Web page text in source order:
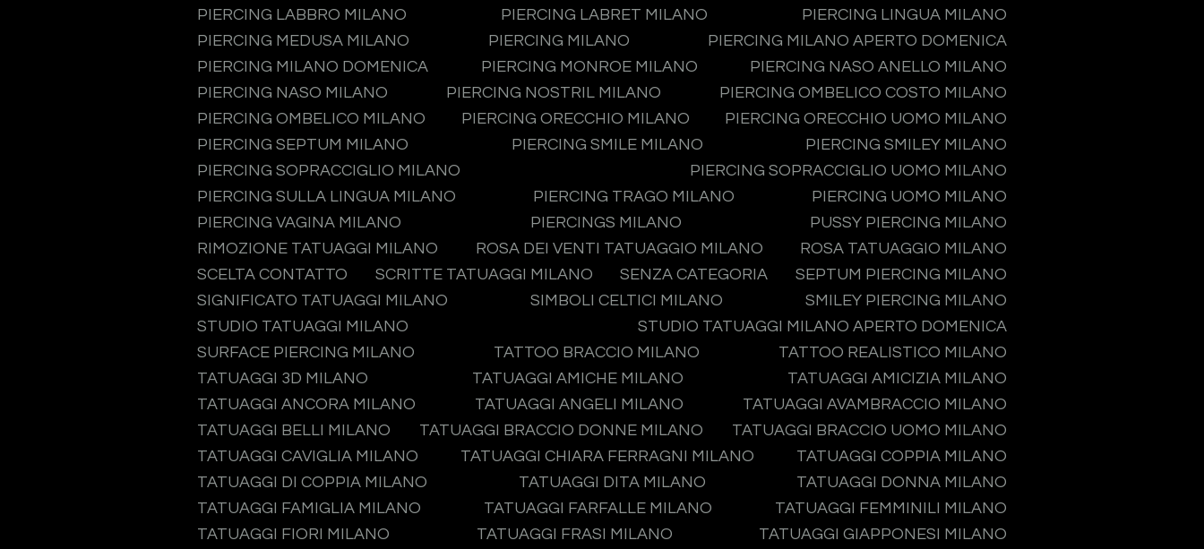
PIERCING LABBRO MILANO
PIERCING LABRET MILANO
PIERCING LINGUA MILANO
PIERCING MEDUSA MILANO
PIERCING MILANO
PIERCING MILANO APERTO DOMENICA
PIERCING MILANO DOMENICA
PIERCING MONROE MILANO
PIERCING NASO ANELLO MILANO
PIERCING NASO MILANO
PIERCING NOSTRIL MILANO
PIERCING OMBELICO COSTO MILANO
PIERCING OMBELICO MILANO
PIERCING ORECCHIO MILANO
PIERCING ORECCHIO UOMO MILANO
PIERCING SEPTUM MILANO
PIERCING SMILE MILANO
PIERCING SMILEY MILANO
PIERCING SOPRACCIGLIO MILANO
PIERCING SOPRACCIGLIO UOMO MILANO
PIERCING SULLA LINGUA MILANO
PIERCING TRAGO MILANO
PIERCING UOMO MILANO
PIERCING VAGINA MILANO
PIERCINGS MILANO
PUSSY PIERCING MILANO
RIMOZIONE TATUAGGI MILANO
ROSA DEI VENTI TATUAGGIO MILANO
ROSA TATUAGGIO MILANO
SCELTA CONTATTO
SCRITTE TATUAGGI MILANO SENZA CATEGORIA
SEPTUM PIERCING MILANO
SIGNIFICATO TATUAGGI MILANO
SIMBOLI CELTICI MILANO
SMILEY PIERCING MILANO
STUDIO TATUAGGI MILANO
STUDIO TATUAGGI MILANO APERTO DOMENICA
SURFACE PIERCING MILANO
TATTOO BRACCIO MILANO
TATTOO REALISTICO MILANO
TATUAGGI 3D MILANO
TATUAGGI AMICHE MILANO
TATUAGGI AMICIZIA MILANO
TATUAGGI ANCORA MILANO
TATUAGGI ANGELI MILANO
TATUAGGI AVAMBRACCIO MILANO
TATUAGGI BELLI MILANO
TATUAGGI BRACCIO DONNE MILANO
TATUAGGI BRACCIO UOMO MILANO
TATUAGGI CAVIGLIA MILANO
TATUAGGI CHIARA FERRAGNI MILANO
TATUAGGI COPPIA MILANO
TATUAGGI DI COPPIA MILANO
TATUAGGI DITA MILANO
TATUAGGI DONNA MILANO
TATUAGGI FAMIGLIA MILANO
TATUAGGI FARFALLE MILANO
TATUAGGI FEMMINILI MILANO
TATUAGGI FIORI MILANO
TATUAGGI FRASI MILANO
TATUAGGI GIAPPONESI MILANO